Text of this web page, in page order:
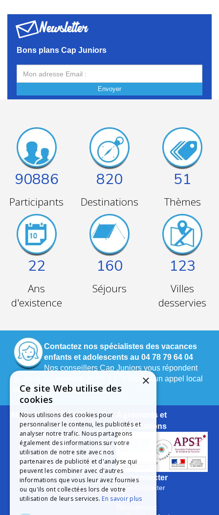
Newsletter
Bons plans Cap Juniors
Envoyer
90886
Participants
820
Destinations
51
Thèmes
22
Ans
d'existence
160
Séjours
123
Villes
desservies
Contactez nos spécialistes des vacances
enfants et adolescents au 04 78 79 64 04
Nos conseillers Cap Juniors vous répondent
du lundi au vendredi de 9h à 17h (coût d’un appel local
depuis un poste fixe).
Mieux nous Connaître
Notre Histoire
Notre Engagement
La Charte Qualité
Le Projet Educatif
Les Aides Possibles
Les Groupes
Agréments et
qualifications
Se Connecter
Nous Contacter
FAQ
Recrutement
×
Ce site Web utilise des
cookies
Nous utilisons des cookies pour
personnaliser le contenu, les publicités et
analyser notre trafic. Nous partageons
également des informations sur votre
utilisation de notre site avec nos
partenaires de publicité et d'analyse qui
peuvent les combiner avec d'autres
informations que vous leur avez fournies
ou qu'ils ont collectées lors de votre
utilisation de leurs services. En savoir plus